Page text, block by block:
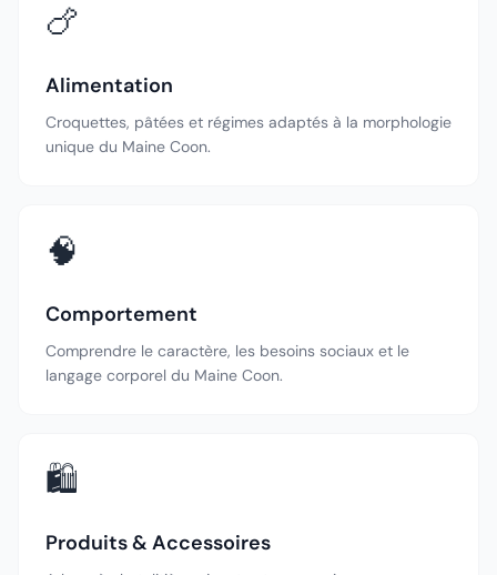
🍗
Alimentation
Croquettes, pâtées et régimes adaptés à la morphologie
unique du Maine Coon.
🧠
Comportement
Comprendre le caractère, les besoins sociaux et le
langage corporel du Maine Coon.
🛍️
Produits & Accessoires